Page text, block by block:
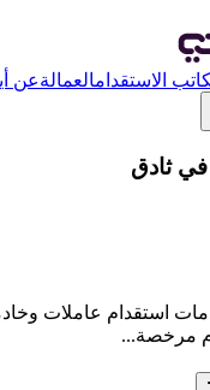
الاستقدامالعمالةعن
في ثادق
استقدام عاملات
مرخصة...